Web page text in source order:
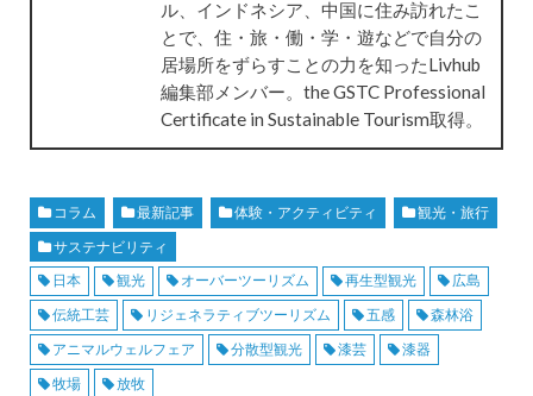
ル、インドネシア、中国に住み訪れたこ
とで、住・旅・働・学・遊などで自分の
居場所をずらすことの力を知ったLivhub
編集部メンバー。the GSTC Professional
Certificate in Sustainable Tourism取得。
コラム 最新記事 体験・アクティビティ
観光・旅行
サステナビリティ
日本
観光 オーバーツーリズム 再生型観光
広島
伝統工芸
リジェネラティブツーリズム 五感
森林浴
アニマルウェルフェア
分散型観光 漆芸
漆器
牧場
放牧